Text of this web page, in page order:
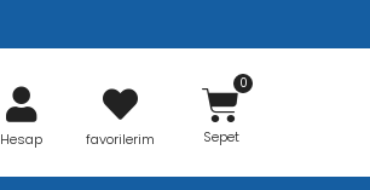
Hesap favorilerim Sepet